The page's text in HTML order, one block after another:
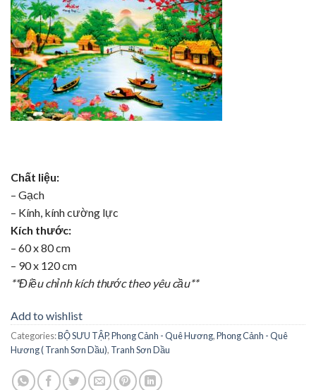
Chất liệu:
– Gạch
– Kính, kính cường lực
Kích thước:
– 60 x 80 cm
– 90 x 120 cm
**Điều chỉnh kích thước theo yêu cầu**
Add to wishlist
Categories:BỘ SƯU TẬP,Phong Cảnh - Quê Hương,Phong Cảnh - Quê
Hương ( Tranh Sơn Dầu), Tranh Sơn Dầu